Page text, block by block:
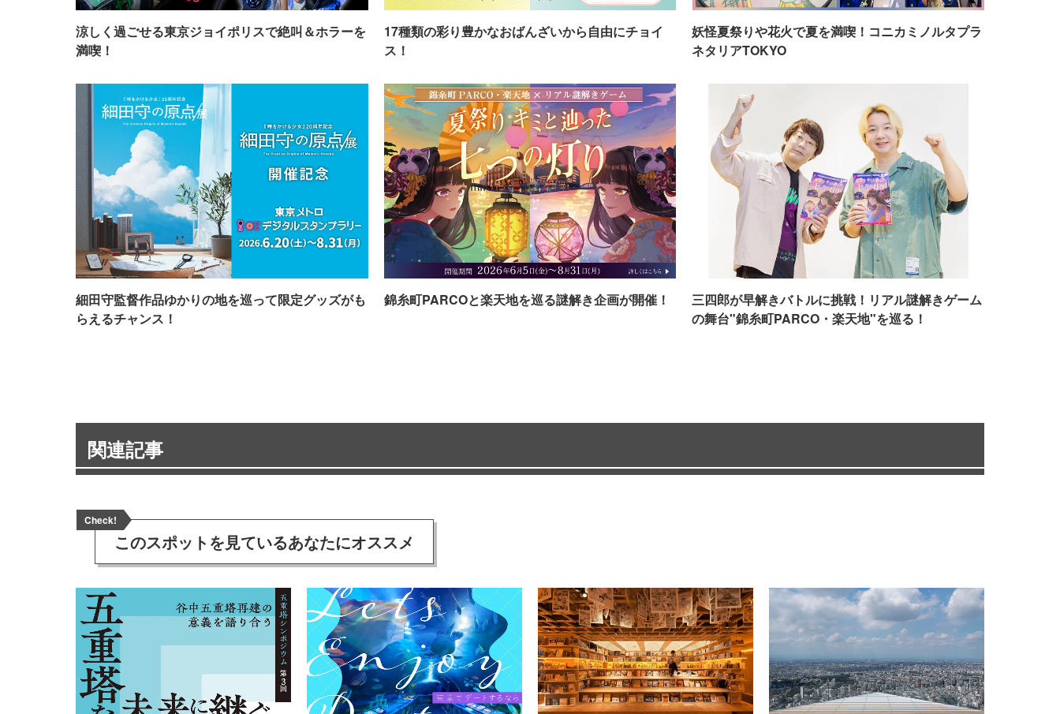
涼しく過ごせる東京ジョイポリスで絶叫＆ホラーを
満喫！
17種類の彩り豊かなおばんざいから自由にチョイ
ス！
妖怪夏祭りや花火で夏を満喫！コニカミノルタプラ
ネタリアTOKYO
細田守監督作品ゆかりの地を巡って限定グッズがも
らえるチャンス！
錦糸町PARCOと楽天地を巡る謎解き企画が開催！
三四郎が早解きバトルに挑戦！リアル謎解きゲーム
の舞台"錦糸町PARCO・楽天地"を巡る！
関連記事
Check!
このスポットを見ているあなたにオススメ